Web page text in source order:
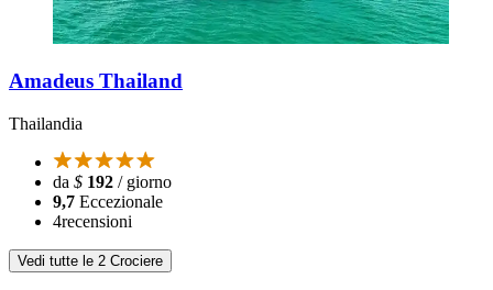
Amadeus Thailand
Thailandia
da $ 192 / giorno
9,7 Eccezionale
4recensioni
Vedi tutte le 2 Crociere